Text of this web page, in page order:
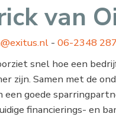
van
- 06-2348
snel hoe een
zijn. Samen met de
een goede
financierings- en